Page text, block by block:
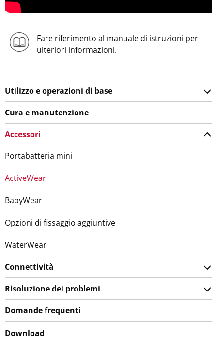
Fare riferimento al manuale di istruzioni per
ulteriori informazioni.
Utilizzo e operazioni di base
Cura e manutenzione
Accessori
Portabatteria mini
ActiveWear
BabyWear
Opzioni di fissaggio aggiuntive
WaterWear
Connettività
Risoluzione dei problemi
Domande frequenti
Download